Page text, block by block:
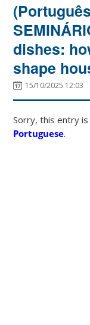
dishes:
shape
15/10/2025 12:03
Sorry, this entry is
Portuguese.